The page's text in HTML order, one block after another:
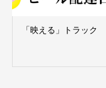
「映える」トラック